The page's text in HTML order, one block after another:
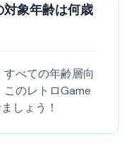
象年齢は何歳
べての年齢層向
のレトロGame
しょう！